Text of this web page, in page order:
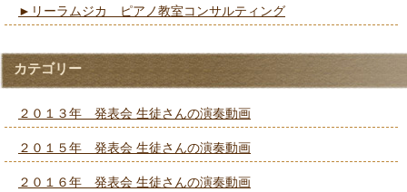
►リーラムジカ ピアノ教室コンサルティング
カテゴリー
２０１３年 発表会 生徒さんの演奏動画
２０１５年 発表会 生徒さんの演奏動画
２０１６年 発表会 生徒さんの演奏動画